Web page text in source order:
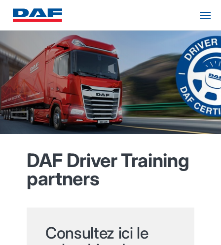
DAF Driver Training
partners
Consultez ici le